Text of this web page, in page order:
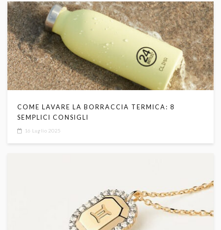
COME LAVARE LA BORRACCIA TERMICA: 8
SEMPLICI CONSIGLI
16 Luglio 2025